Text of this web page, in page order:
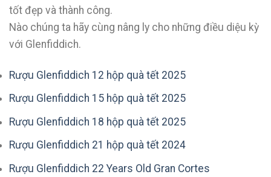
tốt đẹp và thành công.
Nào chúng ta hãy cùng nâng ly cho những điều diệu kỳ
với Glenfiddich.
Rượu Glenfiddich 12 hộp quà tết 2025
Rượu Glenfiddich 15 hộp quà tết 2025
Rượu Glenfiddich 18 hộp quà tết 2025
Rượu Glenfiddich 21 hộp quà tết 2024
Rượu Glenfiddich 22 Years Old Gran Cortes